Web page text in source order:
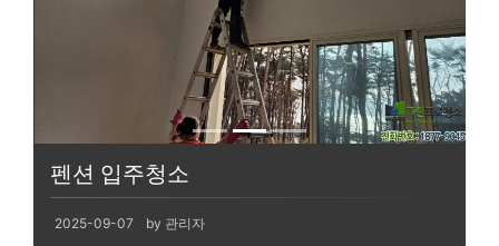
펜션 입주청소
2025-09-07 by 관리자